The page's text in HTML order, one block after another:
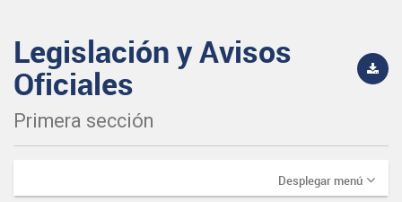
Legislación y Avisos
Oficiales
Primera sección
Desplegar menú